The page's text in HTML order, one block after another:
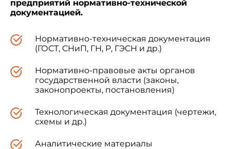
предприятий нормативно-технической
документацией.
Нормативно-техническая документация
(ГОСТ, СНиП, ГН, Р, ГЭСН и др.)
Нормативно-правовые акты органов
государственной власти (законы,
законопроекты, постановления)
Технологическая документация (чертежи,
схемы и др.)
Аналитические материалы